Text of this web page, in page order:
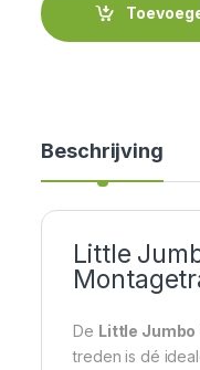
Beschrijving
Little
De Little
treden is dé